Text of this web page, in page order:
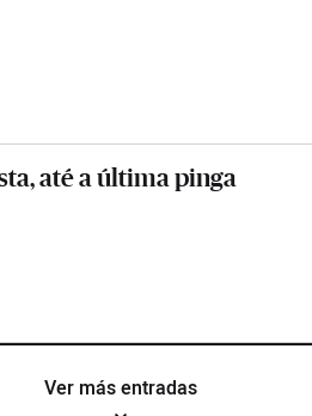
até a última pinga
Ver más entradas